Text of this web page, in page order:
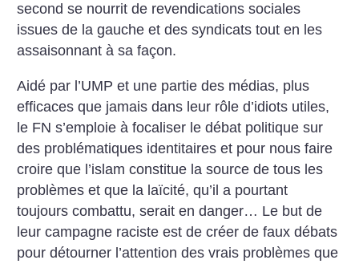
second se nourrit de revendications sociales
issues de la gauche et des syndicats tout en les
assaisonnant à sa façon.
Aidé par l’UMP et une partie des médias, plus
efficaces que jamais dans leur rôle d’idiots utiles,
le FN s’emploie à focaliser le débat politique sur
des problématiques identitaires et pour nous faire
croire que l’islam constitue la source de tous les
problèmes et que la laïcité, qu’il a pourtant
toujours combattu, serait en danger… Le but de
leur campagne raciste est de créer de faux débats
pour détourner l’attention des vrais problèmes que